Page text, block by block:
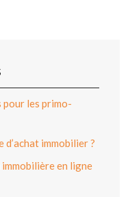
les primo-
immobilier ?
en ligne